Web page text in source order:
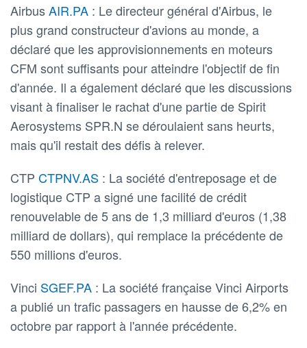
AirbusAIR.PA : Le directeur général d'Airbus, le
plus grand constructeur d'avions au monde, a
déclaré que les approvisionnements en moteurs
CFM sont suffisants pour atteindre l'objectif de fin
d'année. Il a également déclaré que les discussions
visant à finaliser le rachat d'une partie de Spirit
Aerosystems SPR.N se déroulaient sans heurts,
mais qu'il restait des défis à relever.
CTP CTPNV.AS : La société d'entreposage et de
logistique CTP a signé une facilité de crédit
renouvelable de 5 ans de 1,3 milliard d'euros (1,38
milliard de dollars), qui remplace la précédente de
550 millions d'euros.
Vinci SGEF.PA : La société française Vinci Airports
a publié un trafic passagers en hausse de 6,2% en
octobre par rapport à l'année précédente.